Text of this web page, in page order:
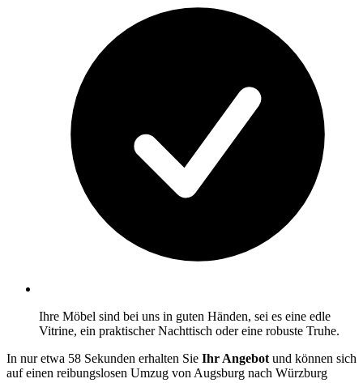
Ihre Möbel sind bei uns in guten Händen, sei es eine edle
Vitrine, ein praktischer Nachttisch oder eine robuste Truhe.
In nur etwa 58 Sekunden erhalten Sie Ihr Angebot und können sich
auf einen reibungslosen Umzug von Augsburg nach Würzburg